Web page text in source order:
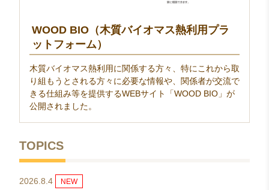
WOOD BIO（木質バイオマス熱利用プラ
ットフォーム）
木質バイオマス熱利用に関係する方々、特にこれから取
り組もうとされる方々に必要な情報や、関係者が交流で
きる仕組み等を提供するWEBサイト「WOOD BIO」が
公開されました。
TOPICS
2026.8.4 NEW